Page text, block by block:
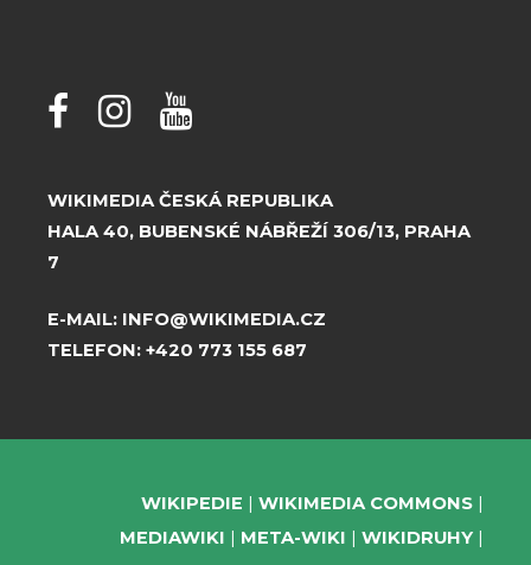
WIKIMEDIA ČESKÁ REPUBLIKA
HALA 40, BUBENSKÉ NÁBŘEŽÍ 306/13, PRAHA
7
E-MAIL: INFO@WIKIMEDIA.CZ
TELEFON: +420 773 155 687
WIKIPEDIE
WIKIMEDIA COMMONS
MEDIAWIKI
META-WIKI
WIKIDRUHY